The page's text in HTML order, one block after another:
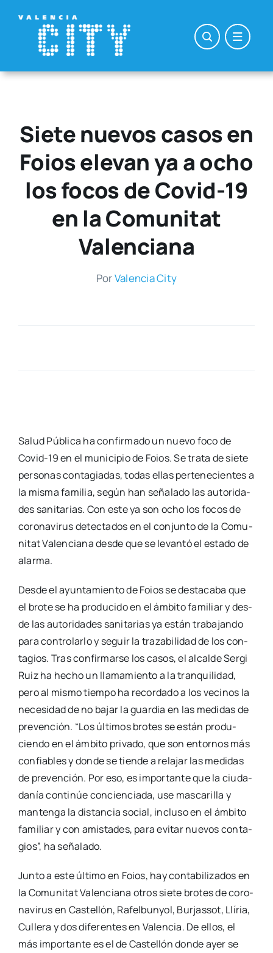
contenido
Siete nuevos casos en
Foios elevan ya a ocho
los focos de Covid-19
en la Comunitat
Valenciana
PorValen­cia City
Salud Públi­ca ha con­fir­ma­do un nue­vo foco de
Covid-19 en el muni­ci­pio de Foios. Se tra­ta de sie­te
per­so­nas con­ta­gia­das, todas ellas per­te­ne­cien­tes a
la mis­ma fami­lia, según han seña­la­do las auto­ri­da­
des sani­ta­rias. Con este ya son ocho los focos de
coro­na­vi­rus detec­ta­dos en el con­jun­to de la Comu­
ni­tat Valen­cia­na des­de que se levan­tó el esta­do de
alar­ma.
Des­de el ayun­ta­mien­to de Foios se des­ta­ca­ba que
el bro­te se ha pro­du­ci­do en el ámbi­to fami­liar y des­
de las auto­ri­da­des sani­ta­rias ya están tra­ba­jan­do
para con­tro­lar­lo y seguir la tra­za­bi­li­dad de los con­
ta­gios. Tras con­fir­mar­se los casos, el alcal­de Ser­gi
Ruiz ha hecho un lla­ma­mien­to a la tran­qui­li­dad,
pero al mis­mo tiem­po ha recor­da­do a los veci­nos la
nece­si­dad de no bajar la guar­dia en las medi­das de
pre­ven­ción. “Los últi­mos bro­tes se están pro­du­
cien­do en el ámbi­to pri­va­do, que son entor­nos más
con­fia­bles y don­de se tien­de a rela­jar las medi­das
de pre­ven­ción. Por eso, es impor­tan­te que la ciu­da­
da­nía con­ti­núe con­cien­cia­da, use mas­ca­ri­lla y
man­ten­ga la dis­tan­cia social, inclu­so en el ámbi­to
fami­liar y con amis­ta­des, para evi­tar nue­vos con­ta­
gios”, ha seña­la­do.
Jun­to a este últi­mo en Foios, hay con­ta­bi­li­za­dos en
la Comu­ni­tat Valen­cia­na otros sie­te bro­tes de coro­
na­vi­rus en Cas­te­llón, Rafel­bun­yol, Bur­jas­sot, Llí­ria,
Culle­ra y dos dife­ren­tes en Valen­cia. De ellos, el
más impor­tan­te es el de Cas­te­llón don­de ayer se